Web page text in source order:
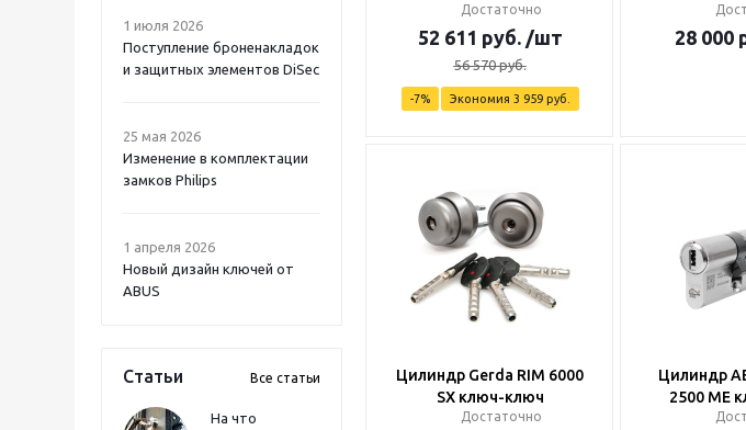
1 июля 2026
Поступление броненакладок
и защитных элементов DiSec
25 мая 2026
Изменение в комплектации
замков Philips
1 апреля 2026
Новый дизайн ключей от
ABUS
Статьи Все статьи
На что
Достаточно
52 611 руб. /шт
56 570руб.
-7% Экономия 3 959руб.
28 000
Цилиндр Gerda RIM 6000
SX ключ-ключ
Достаточно
Цилиндр
2500 ME